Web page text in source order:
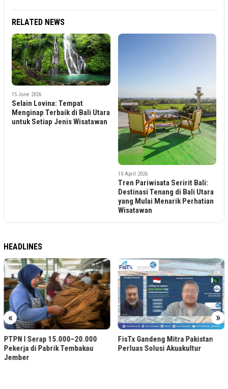
RELATED NEWS
15 June 2026
Selain Lovina: Tempat
Menginap Terbaik di Bali Utara
untuk Setiap Jenis Wisatawan
10 April 2026
Tren Pariwisata Seririt Bali:
Destinasi Tenang di Bali Utara
yang Mulai Menarik Perhatian
Wisatawan
HEADLINES
« »
PTPN I Serap 15.000–20.000
Pekerja di Pabrik Tembakau
Jember
FisTx Gandeng Mitra Pakistan
Perluas Solusi Akuakultur